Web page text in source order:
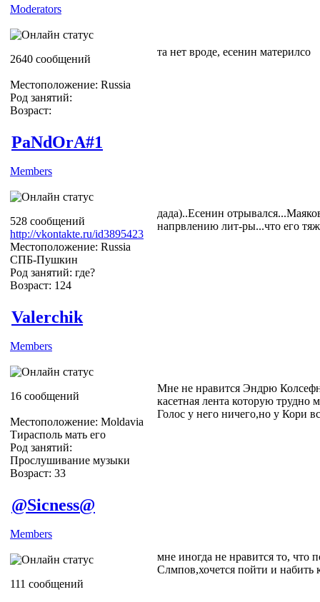
Moderators
2640 сообщений
Местоположение: Russia
Род занятий:
Возраст:
та нет вроде, есенин материлсо
PaNdOrA#1
Members
528 сообщений
http://vkontakte.ru/id3895423
Местоположение: Russia
СПБ-Пушкин
Род занятий: где?
Возраст: 124
дада)..Есенин
напрвлению лит-ры...что его
Valerchik
Members
16 сообщений
Местоположение: Moldavia
Тирасполь мать его
Род занятий:
Прослушивание музыки
Возраст: 33
Мне не нравится Эндрю
касетная лента которую трудно
Голос у него ничего,но у Кори
@Sicness@
Members
111 сообщений
мне иногда не нравится то, что
Слмпов,хочется пойти и набить